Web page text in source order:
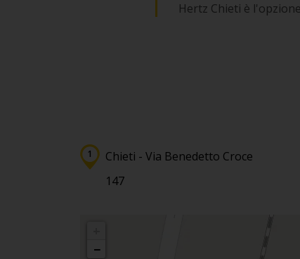
Hertz Chieti è
Chieti - Via Benedetto Croce
147
−